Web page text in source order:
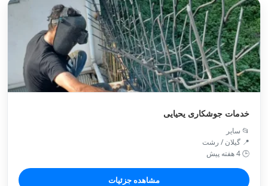
خدمات جوشکاری یحیایی
📂 سایر
📍 گیلان / رشت
🕒 4 هفته پیش
مشاهده جزئیات